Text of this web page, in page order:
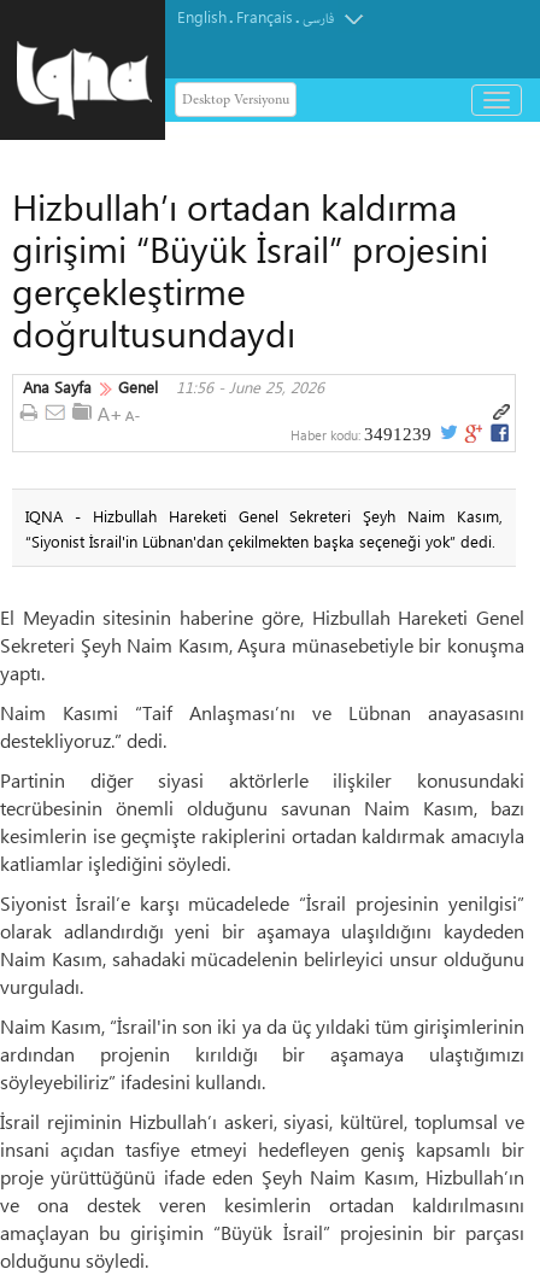
English. Français.فارسی
Desktop Versiyonu
باز
و
Hizbullah’ı ortadan kaldırma
girişimi “Büyük İsrail” projesini
gerçekleştirme
doğrultusundaydı
Ana Sayfa Genel 11:56 - June 25, 2026
Haber kodu: 3491239
IQNA - Hizbullah Hareketi Genel Sekreteri Şeyh Naim Kasım,
“Siyonist İsrail'in Lübnan'dan çekilmekten başka seçeneği yok” dedi.
El Meyadin sitesinin haberine göre, Hizbullah Hareketi Genel
Sekreteri Şeyh Naim Kasım, Aşura münasebetiyle bir konuşma
yaptı.
Naim Kasımi “Taif Anlaşması’nı ve Lübnan anayasasını
destekliyoruz.” dedi.
Partinin diğer siyasi aktörlerle ilişkiler konusundaki
tecrübesinin önemli olduğunu savunan Naim Kasım, bazı
kesimlerin ise geçmişte rakiplerini ortadan kaldırmak amacıyla
katliamlar işlediğini söyledi.
Siyonist İsrail’e karşı mücadelede “İsrail projesinin yenilgisi”
olarak adlandırdığı yeni bir aşamaya ulaşıldığını kaydeden
Naim Kasım, sahadaki mücadelenin belirleyici unsur olduğunu
vurguladı.
Naim Kasım, “İsrail'in son iki ya da üç yıldaki tüm girişimlerinin
ardından projenin kırıldığı bir aşamaya ulaştığımızı
söyleyebiliriz” ifadesini kullandı.
İsrail rejiminin Hizbullah’ı askeri, siyasi, kültürel, toplumsal ve
insani açıdan tasfiye etmeyi hedefleyen geniş kapsamlı bir
proje yürüttüğünü ifade eden Şeyh Naim Kasım, Hizbullah’ın
ve ona destek veren kesimlerin ortadan kaldırılmasını
amaçlayan bu girişimin “Büyük İsrail” projesinin bir parçası
olduğunu söyledi.